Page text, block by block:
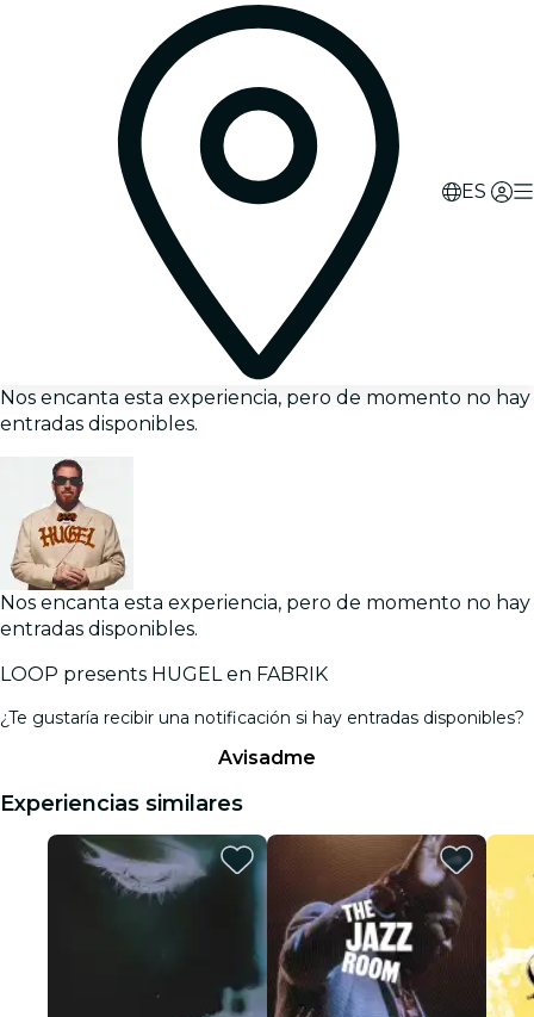
ES
Nos encanta esta experiencia, pero de momento no hay
entradas disponibles.
Nos encanta esta experiencia, pero de momento no hay
entradas disponibles.
LOOP presents HUGEL en FABRIK
¿Te gustaría recibir una notificación si hay entradas disponibles?
Avisadme
Experiencias similares